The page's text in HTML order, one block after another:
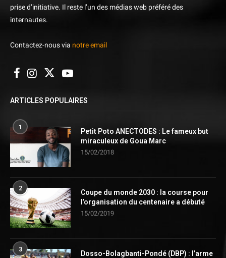
prise d’initiative. Il reste l’un des médias web préféré des
internautes.
Contactez-nous via notre email
ARTICLES POPULAIRES
1
Petit Poto ANECTODES : Le fameux but
miraculeux de Goua Marc
15/02/2018
2
Coupe du monde 2030 : la course pour
l’organisation du centenaire a débuté
15/02/2019
3
Dosso-Bolagbanti-Pondé (DBP) : l’arme